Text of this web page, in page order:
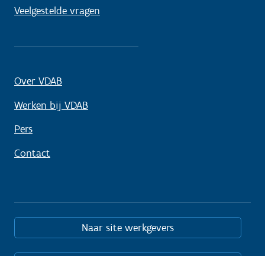
Veelgestelde vragen
Over VDAB
Werken bij VDAB
Pers
Contact
Naar site werkgevers